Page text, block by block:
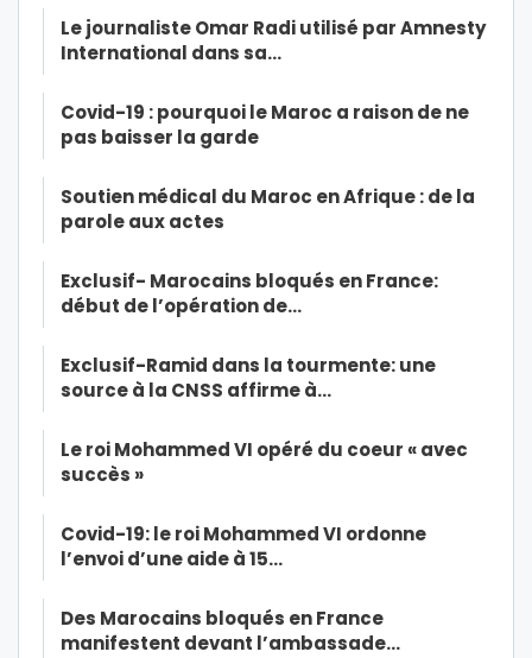
Le journaliste Omar Radi utilisé par Amnesty
International dans sa…
Covid-19 : pourquoi le Maroc a raison de ne
pas baisser la garde
Soutien médical du Maroc en Afrique : de la
parole aux actes
Exclusif- Marocains bloqués en France:
début de l’opération de…
Exclusif-Ramid dans la tourmente: une
source à la CNSS affirme à…
Le roi Mohammed VI opéré du coeur « avec
succès »
Covid-19: le roi Mohammed VI ordonne
l’envoi d’une aide à 15…
Des Marocains bloqués en France
manifestent devant l’ambassade…